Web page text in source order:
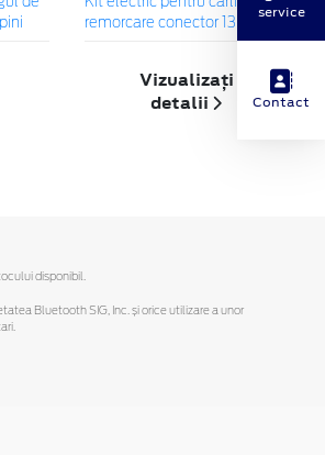
remorcare conector 13 pini
Vizualizați
detalii
disponibil.
Bluetooth SIG, Inc. și orice utilizare a unor
service
Contact